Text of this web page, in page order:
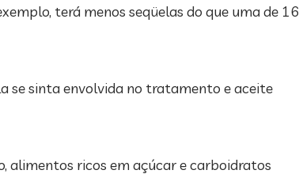
terá menos seqüelas do que uma de 16
se sinta envolvida no tratamento e aceite
alimentos ricos em açúcar e carboidratos